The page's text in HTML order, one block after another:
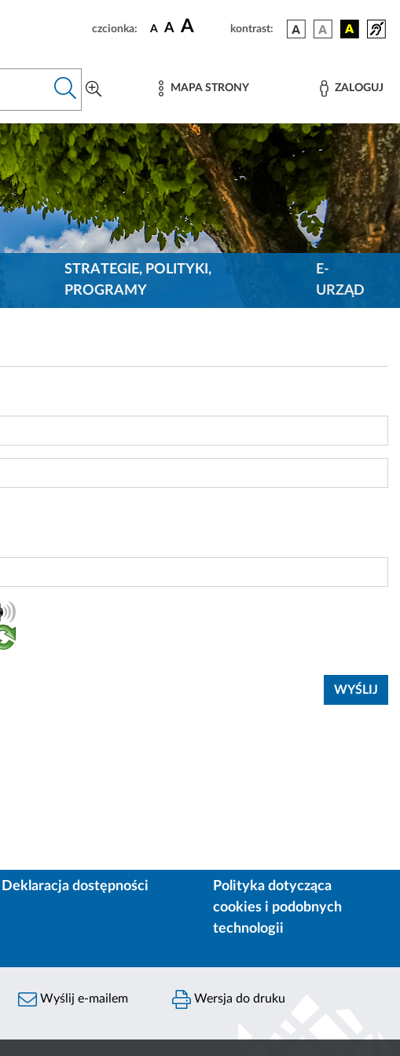
czcionka: A A A kontrast:
MAPA STRONY ZALOGUJ
STRATEGIE, POLITYKI,
PROGRAMY
E-
URZĄD
Deklaracja dostępności
Polityka dotycząca
cookies i podobnych
technologii
Wyślij e-mailem Wersja do druku